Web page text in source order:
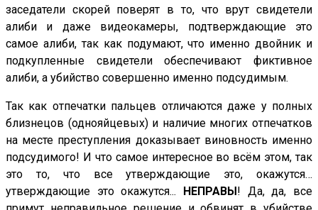
заседатели скорей поверят в то, что врут свидетели
алиби и даже видеокамеры, подтверждающие это
самое алиби, так как подумают, что именно двойник и
подкупленные свидетели обеспечивают фиктивное
алиби, а убийство совершенно именно подсудимым.
Так как отпечатки пальцев отличаются даже у полных
близнецов (однояйцевых) и наличие многих отпечатков
на месте преступления доказывает виновность именно
подсудимого! И что самое интересное во всём этом, так
это то, что все утверждающие это, окажутся…
утверждающие это окажутся... НЕПРАВЫ! Да, да, все